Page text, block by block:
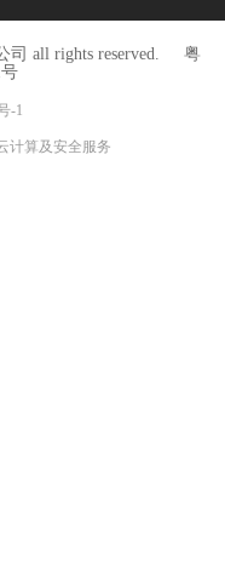
司 all rights reserved. 粤
-1
计算及安全服务